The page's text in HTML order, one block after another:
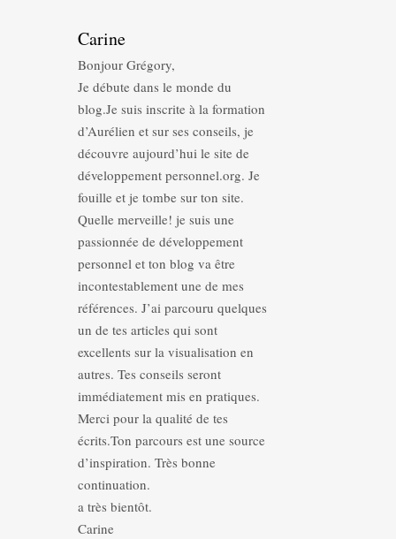
Carine
Bonjour Grégory,
Je débute dans le monde du
blog.Je suis inscrite à la formation
d’Aurélien et sur ses conseils, je
découvre aujourd’hui le site de
développement personnel.org. Je
fouille et je tombe sur ton site.
Quelle merveille! je suis une
passionnée de développement
personnel et ton blog va être
incontestablement une de mes
références. J’ai parcouru quelques
un de tes articles qui sont
excellents sur la visualisation en
autres. Tes conseils seront
immédiatement mis en pratiques.
Merci pour la qualité de tes
écrits.Ton parcours est une source
d’inspiration. Très bonne
continuation.
a très bientôt.
Carine